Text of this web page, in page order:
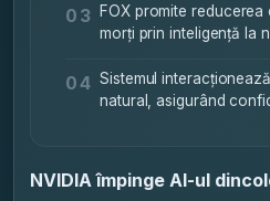
03
FOX promite
morți prin inteligență la
04 Sistemul
natural, asigurând
NVIDIA împinge AI-ul